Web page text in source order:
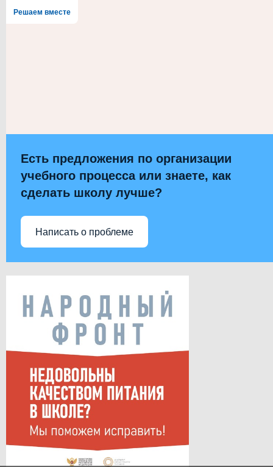
Решаем вместе
Есть предложения по организации
учебного процесса или знаете, как
сделать школу лучше?
Написать о проблеме